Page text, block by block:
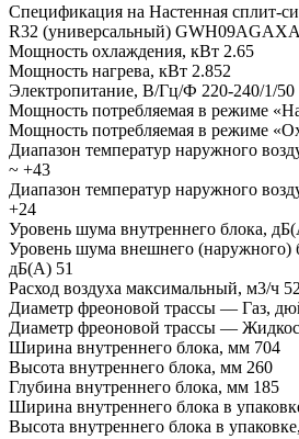
Спецификация на Настенная сплит-
R32 (универсальный)
Мощность охлаждения, кВт 2.65
Мощность нагрева, кВт 2.852
Электропитание, В/Гц/Ф 220-240/1/50
Мощность потребляемая в режиме
Мощность потребляемая в режиме
Диапазон температур наружного
~ +43
Диапазон температур наружного
+24
Уровень шума внутреннего блока,
Уровень шума внешнего (наружного)
дБ(А) 51
Расход воздуха максимальный, м3/ч
Диаметр фреоновой трассы — Газ,
Диаметр фреоновой трассы —
Ширина внутреннего блока, мм 704
Высота внутреннего блока, мм 260
Глубина внутреннего блока, мм 185
Ширина внутреннего блока в
Высота внутреннего блока в